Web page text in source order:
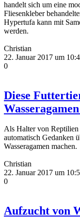
handelt sich um eine
Fliesenkleber
Hypertufa kann mit
werden.
Christian
22. Januar 2017 um
0
Diese
Als Halter von
automatisch Gedanken
Wasseragamen machen.
Christian
22. Januar 2017 um
0
Aufzucht von